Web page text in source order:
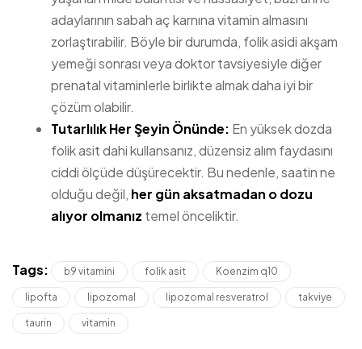
adaylarının sabah aç karnına vitamin almasını
zorlaştırabilir. Böyle bir durumda, folik asidi akşam
yemeği sonrası veya doktor tavsiyesiyle diğer
prenatal vitaminlerle birlikte almak daha iyi bir
çözüm olabilir.
Tutarlılık Her Şeyin Önünde: En yüksek dozda
folik asit dahi kullansanız, düzensiz alım faydasını
ciddi ölçüde düşürecektir. Bu nedenle, saatin ne
olduğu değil, her gün aksatmadan o dozu
alıyor olmanız temel önceliktir.
Tags: b9 vitamini folik asit Koenzim q10
lipofta lipozomal lipozomal resveratrol takviye
taurin vitamin